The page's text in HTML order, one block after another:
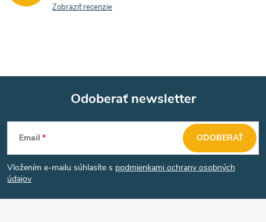
Zobraziť recenzie
Z
á
p
Odoberať newsletter
Email
Vložením e-mailu súhlasíte s podmienkami ochrany osobných
údajov
ODOBERAŤ